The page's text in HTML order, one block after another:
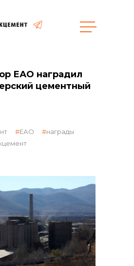
закупки
неликвидов
закупок
ЕАО наградил
цементный
ЕАО
награды